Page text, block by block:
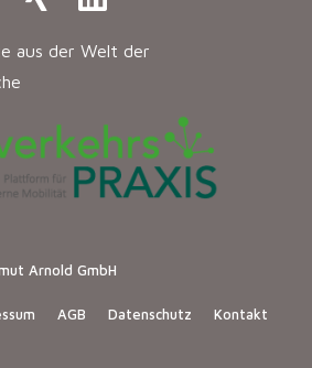
aus der Welt der
Arnold GmbH
AGB Datenschutz Kontakt